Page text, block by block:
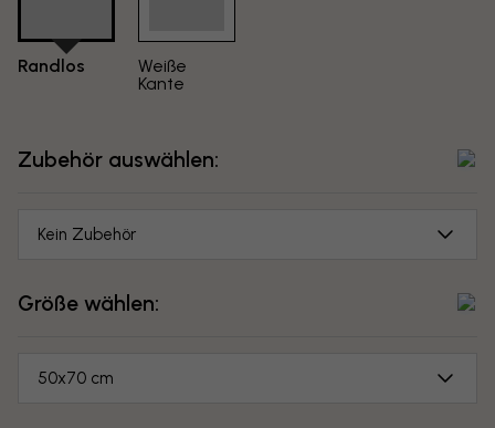
Randlos
Weiße
Kante
Zubehör auswählen:
Kein Zubehör
Größe wählen:
50x70 cm